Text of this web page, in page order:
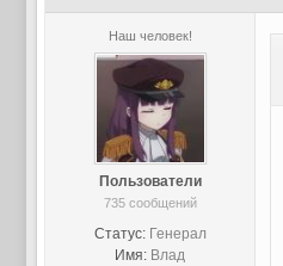
Наш человек!
Пользователи
735 сообщений
Статус: Генерал
Имя: Влад